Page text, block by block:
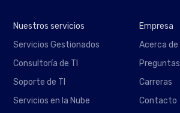
Nuestros servicios
Servicios Gestionados
Consultoría de TI
Soporte de TI
Servicios en la Nube
Empresa
Acerca de
Preguntas
Carreras
Contacto